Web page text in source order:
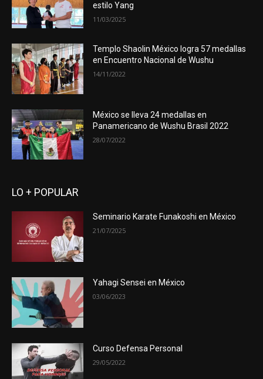
estilo Yang
11/03/2025
Templo Shaolin México logra 57 medallas
en Encuentro Nacional de Wushu
14/11/2022
México se lleva 24 medallas en
Panamericano de Wushu Brasil 2022
28/07/2022
LO + POPULAR
Seminario Karate Funakoshi en México
21/07/2025
Yahagi Sensei en México
03/06/2023
Curso Defensa Personal
29/05/2022